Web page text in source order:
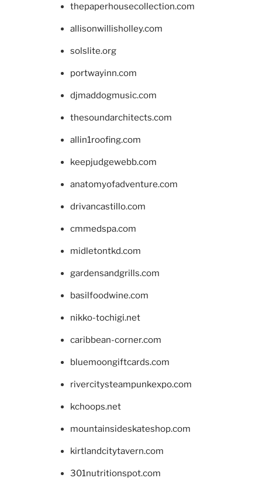
thepaperhousecollection.com
allisonwillisholley.com
solslite.org
portwayinn.com
djmaddogmusic.com
thesoundarchitects.com
allin1roofing.com
keepjudgewebb.com
anatomyofadventure.com
drivancastillo.com
cmmedspa.com
midletontkd.com
gardensandgrills.com
basilfoodwine.com
nikko-tochigi.net
caribbean-corner.com
bluemoongiftcards.com
rivercitysteampunkexpo.com
kchoops.net
mountainsideskateshop.com
kirtlandcitytavern.com
301nutritionspot.com